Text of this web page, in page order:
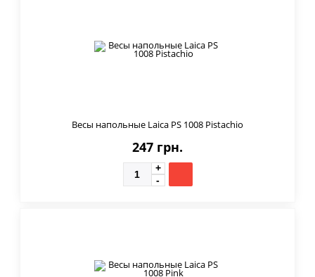
Весы напольные Laica PS 1008 Pistachio
247 грн.